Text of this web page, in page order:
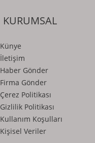
KURUMSAL
Künye
İletişim
Haber Gönder
Firma Gönder
Çerez Politikası
Gizlilik Politikası
Kullanım Koşulları
Kişisel Veriler